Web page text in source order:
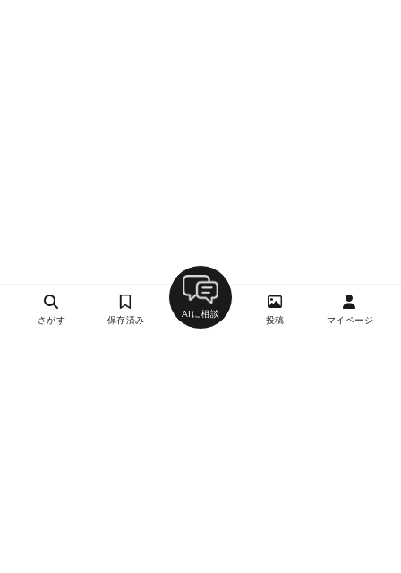
さがす 保存済み
AIに相談
投稿 マイページ